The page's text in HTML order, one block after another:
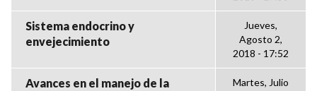
Sistema endocrino y
envejecimiento
Jueves,
Agosto 2,
2018 - 17:52
Avances en el manejo de la
Martes, Julio